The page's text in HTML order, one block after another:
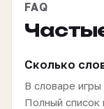
FAQ
Сколько
В словаре
Полный список